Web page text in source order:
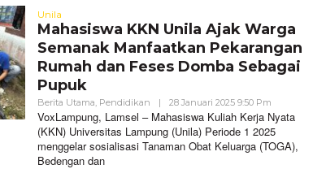
Unila
Mahasiswa KKN Unila Ajak Warga
Semanak Manfaatkan Pekarangan
Rumah dan Feses Domba Sebagai
Pupuk
Berita Utama Pendidikan | 28 Januari 2025 9:50 Pm
VoxLampung
VoxLampung, Lamsel – Mahasiswa Kuliah Kerja Nyata
(KKN) Universitas Lampung (Unila) Periode 1 2025
menggelar sosialisasi Tanaman Obat Keluarga (TOGA),
Bedengan dan